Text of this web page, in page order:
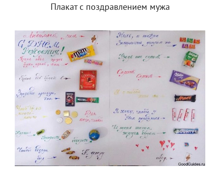
Плакат с поздравлением мужа